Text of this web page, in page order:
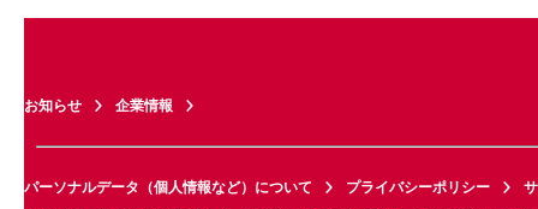
お知らせ 企業情報
パーソナルデータ（個人情報など）について プライバシーポリシー